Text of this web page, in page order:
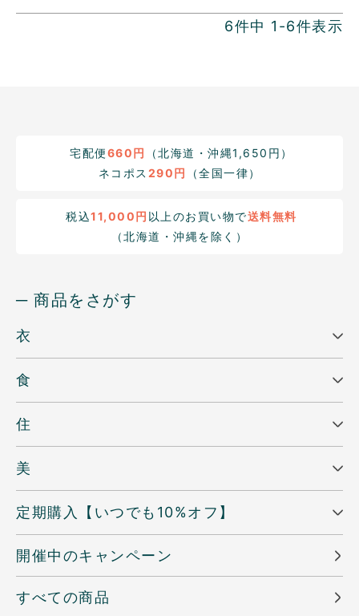
6件中 1 -6件表示
宅配便660円
（北海道・沖縄1,650円）
ネコポス 290円 （全国一律）
税込11,000円 以上のお買い物で送料無料
（北海道・沖縄を除く）
─ 商品をさがす
衣
食
住
美
定期購入【いつでも10%オフ】
開催中のキャンペーン
すべての商品